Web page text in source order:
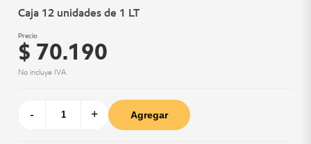
Caja 12 unidades de 1 LT
Precio
$ 70.190
No incluye IVA
- + Agregar